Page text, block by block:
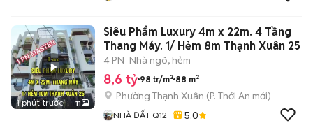
1 phút trước 11
Siêu Phẩm Luxury 4m x 22m. 4 Tầng
Thang Máy. 1/ Hẻm 8m Thạnh Xuân 25
4 PN Nhà ngõ, hẻm
8,6 tỷ 98 tr/m² 88 m²
Phường Thạnh Xuân (P. Thới An mới)
NHÀ ĐẤT Q12 5.0